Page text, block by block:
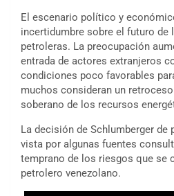
El escenario político y
incertidumbre sobre el futuro de
petroleras. La preocupación
entrada de actores extranjeros
condiciones poco favorables
muchos consideran un
soberano de los recursos
La decisión de Schlumberger de
vista por algunas fuentes
temprano de los riesgos que se
petrolero venezolano.